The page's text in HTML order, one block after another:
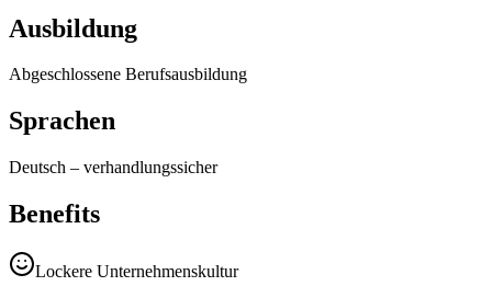
Ausbildung
Abgeschlossene Berufsausbildung
Sprachen
Deutsch – verhandlungssicher
Benefits
Lockere Unternehmenskultur